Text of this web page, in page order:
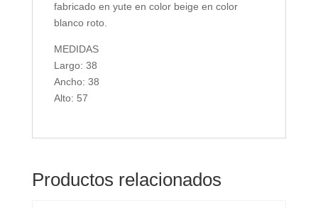
fabricado en yute en color beige en color
blanco roto.
MEDIDAS
Largo: 38
Ancho: 38
Alto: 57
Productos relacionados